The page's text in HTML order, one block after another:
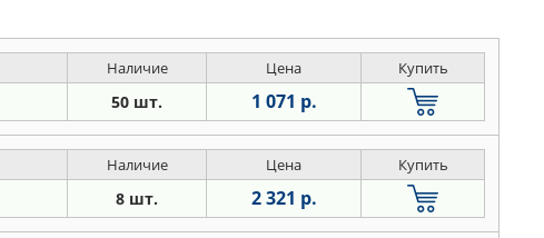
Наличие Цена Купить
50 шт. 1 071 р.
Наличие Цена Купить
8 шт. 2 321 р.